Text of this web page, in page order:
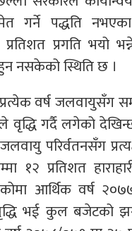
गर्ने पद्धति
प्रगति भयो
नसकेको स्थिति छ ।
वर्ष जलवायुसँग
गर्दै लगेको
परिर्वतनसँग
१२ प्रतिशत
आर्थिक वर्ष
भई कुल बजेटको